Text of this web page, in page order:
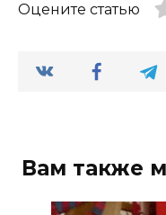
Оцените статью
Вам также